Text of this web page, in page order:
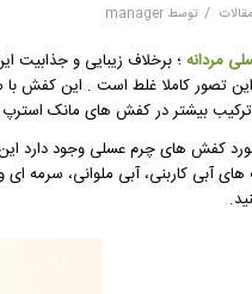
مقالات / توسط manager
مردانه؛ برخلاف زیبایی و جذابیت
تصور کاملا غلط است . این کفش با
ترکیب بیشتر در کفش های مانک
کفش های چرم عسلی وجود دارد
آبی کاربنی، آبی ملوانی،